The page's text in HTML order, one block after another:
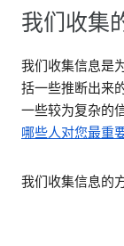
我们收集
我们收集信息是
括一些推断出来
一些较为复杂的
哪些人对您最重
我们收集信息的